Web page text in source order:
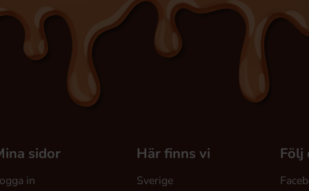
sidor
in
Här finns vi
Sverige
Följ